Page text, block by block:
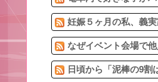
妊娠５ヶ月の私、義
なぜイベント会場で
日頃から「泥棒の9